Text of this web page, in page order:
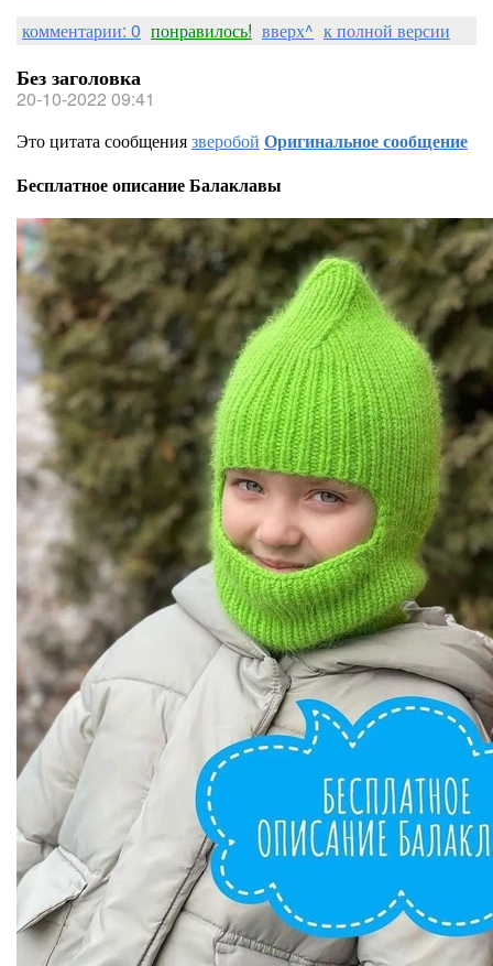
комментарии: 0 понравилось! вверх^ к полной версии
Без заголовка
20-10-2022 09:41
Это цитата сообщениязверобой Оригинальное сообщение
Бесплатное описание Балаклавы